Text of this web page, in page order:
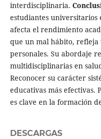
interdisciplinaria.
estudiantes universitarios
afecta el rendimiento
que un mal hábito, refleja
personales. Su abordaje
multidisciplinarias en
Reconocer su carácter
educativas más
es clave en la formación
DESCARGAS